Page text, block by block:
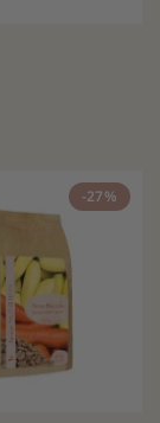
-27%